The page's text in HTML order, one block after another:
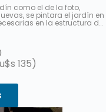
como el de la foto,
se pintara el jardín en
en la estructura del
3 cuotas sin interés con
135)